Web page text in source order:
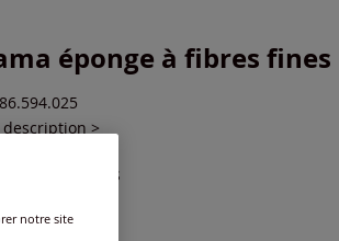
éponge à fibres fines
description >
taupe-gris
notre site